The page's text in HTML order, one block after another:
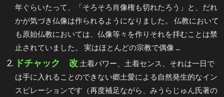
年ぐらいたって、「そろそろ肖像権も切れたろう」と、だれ
かが気づき仏像は作られるようになりました。 仏教において
も原始仏教においては、仏像等々を作りそれを拝むことは禁
止されていました。 実はほとんどの宗教で偶像 ...
ドチャック 改 土着パワー、土着センス、それは一日で
は手に入れることのできない郷土愛による自然発生的なイン
スピレーションです（再度補足ながら、みうらじゅん氏著の